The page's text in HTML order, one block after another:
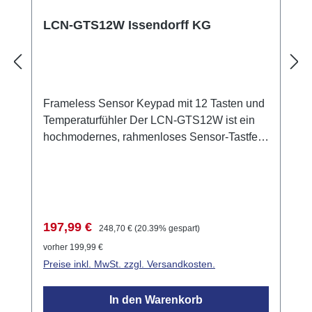
LCN-GTS12W Issendorff KG
Frameless Sensor Keypad mit 12 Tasten und
Temperaturfühler Der LCN-GTS12W ist ein
hochmodernes, rahmenloses Sensor-Tastfeld
die Temperaturregelung in verschiedenen
Umgebungen. Technische Daten
Abmessungen: 75mm x 145mm x 10.5mm (B
x L x H) Schutzklasse: IP20
Anwendungsbeispiele Steuerung von
Heizungs- und Klimaanlagen. Regelung von
Verkaufspreis:
197,99 € Regulärer Preis:
248,70 € (20.39% gespart)
vorher 199,99 €
Preise inkl. MwSt. zzgl. Versandkosten.
In den Warenkorb